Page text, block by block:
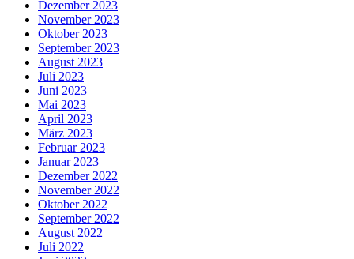
Dezember 2023
November 2023
Oktober 2023
September 2023
August 2023
Juli 2023
Juni 2023
Mai 2023
April 2023
März 2023
Februar 2023
Januar 2023
Dezember 2022
November 2022
Oktober 2022
September 2022
August 2022
Juli 2022